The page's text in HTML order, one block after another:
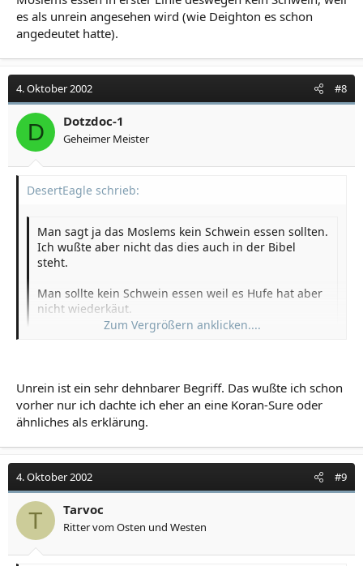
es als unrein angesehen wird (wie Deighton es schon
angedeutet hatte).
4. Oktober 2002 #8
D Dotzdoc-1
Geheimer Meister
DesertEagle schrieb:
Man sagt ja das Moslems kein Schwein essen sollten.
Ich wußte aber nicht das dies auch in der Bibel
steht.
Man sollte kein Schwein essen weil es Hufe hat aber
nicht wiederkäut.
Zum Vergrößern anklicken....
Moslems essen in erster Linie deswegen kein Schwein,
weil es als unrein angesehen wird (wie Deighton es
schon angedeutet hatte).
Zum Vergrößern anklicken....
Unrein ist ein sehr dehnbarer Begriff. Das wußte ich schon
vorher nur ich dachte ich eher an eine Koran-Sure oder
ähnliches als erklärung.
4. Oktober 2002 #9
T Tarvoc
Ritter vom Osten und Westen